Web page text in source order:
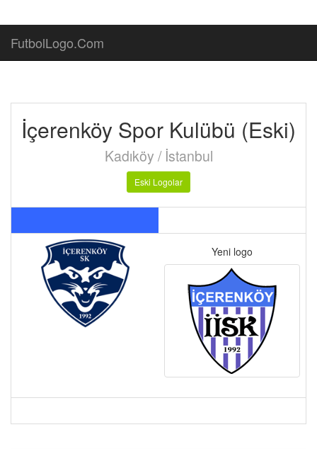
FutbolLogo.Com
İçerenköy Spor Kulübü (Eski)
Kadıköy / İstanbul
Eski Logolar
Yeni logo